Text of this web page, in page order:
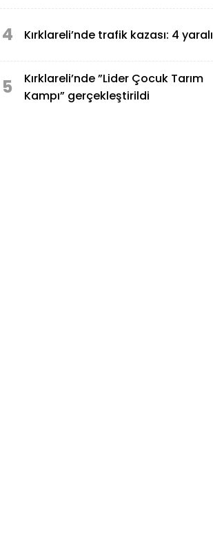
4 Kırklareli’nde trafik kazası: 4 yaralı
5
Kırklareli’nde ”Lider Çocuk Tarım
Kampı” gerçekleştirildi